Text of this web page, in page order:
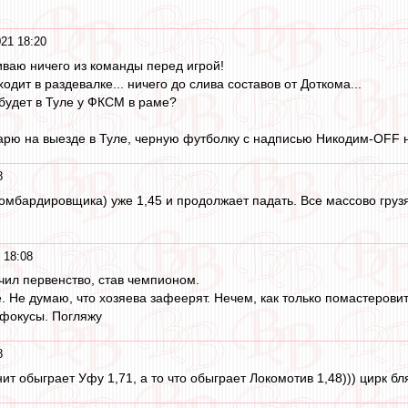
18:20
ничего из команды перед игрой!
в раздевалке... ничего до слива составов от Доткома...
в Туле у ФКСМ в раме?
на выезде в Туле, черную футболку с надписью Никодим-OFF
уже 1,45 и продолжает падать. Все массово
первенство, став чемпионом.
думаю, что хозяева зафеерят. Нечем, как только
Погляжу
обыграет Уфу 1,71, а то что обыграет Локомотив 1,48))) цирк